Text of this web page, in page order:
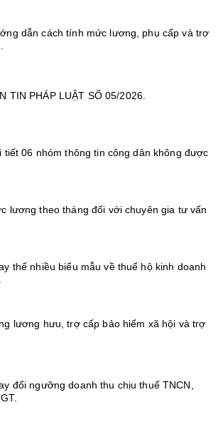
dẫn cách tính mức lương, phụ cấp và trợ
TIN PHÁP LUẬT SỐ 05/2026.
tiết 06 nhóm thông tin công dân không được
lương theo tháng đối với chuyên gia tư vấn
thế nhiều biểu mẫu về thuế hộ kinh doanh
lương hưu, trợ cấp bảo hiểm xã hội và trợ
đổi ngưỡng doanh thu chịu thuế TNCN,